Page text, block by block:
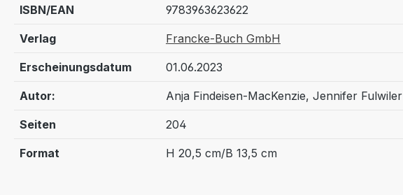
ISBN/EAN 9783963623622
Verlag Francke-Buch GmbH
Erscheinungsdatum 01.06.2023
Autor: Anja Findeisen-MacKenzie, Jennifer Fulwiler
Seiten 204
Format H 20,5 cm/B 13,5 cm